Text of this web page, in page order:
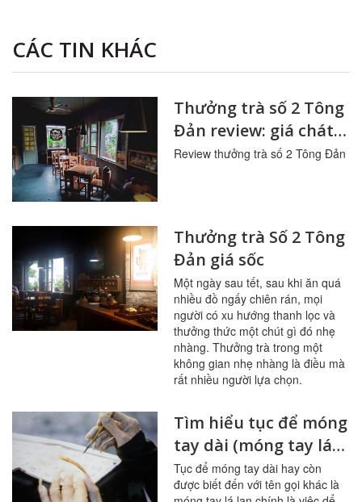
CÁC TIN KHÁC
Thưởng trà số 2 Tông
Đản review: giá chát
hơn cả nước trà
Review thưởng trà số 2 Tông Đản
Thưởng trà Số 2 Tông
Đản giá sốc
Một ngày sau tết, sau khi ăn quá
nhiều đồ ngấy chiên rán, mọi
người có xu hướng thanh lọc và
thưởng thức một chút gì đó nhẹ
nhàng. Thưởng trà trong một
không gian nhẹ nhàng là điều mà
rất nhiều người lựa chọn.
Tìm hiểu tục để móng
tay dài (móng tay lá
lan) của người Việt
xưa
Tục để móng tay dài hay còn
được biết đến với tên gọi khác là